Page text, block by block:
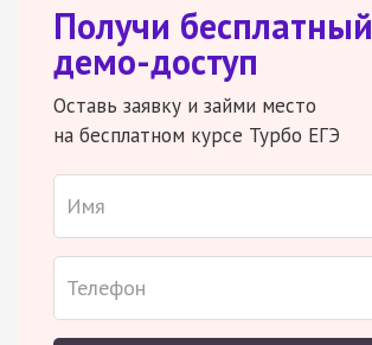
Получи бесплатный
демо-доступ
Оставь заявку и займи место
на бесплатном курсе Турбо ЕГЭ